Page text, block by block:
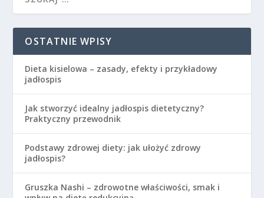
OSTATNIE WPISY
Dieta kisielowa – zasady, efekty i przykładowy
jadłospis
Jak stworzyć idealny jadłospis dietetyczny?
Praktyczny przewodnik
Podstawy zdrowej diety: jak ułożyć zdrowy
jadłospis?
Gruszka Nashi – zdrowotne właściwości, smak i